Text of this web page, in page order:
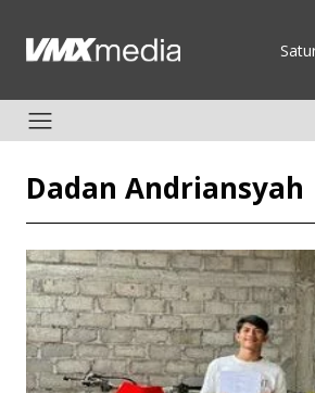
Dadan Andriansyah